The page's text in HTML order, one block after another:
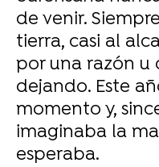
de venir.
tierra, casi al
por una razón u
dejando. Este
momento y,
imaginaba la
esperaba.